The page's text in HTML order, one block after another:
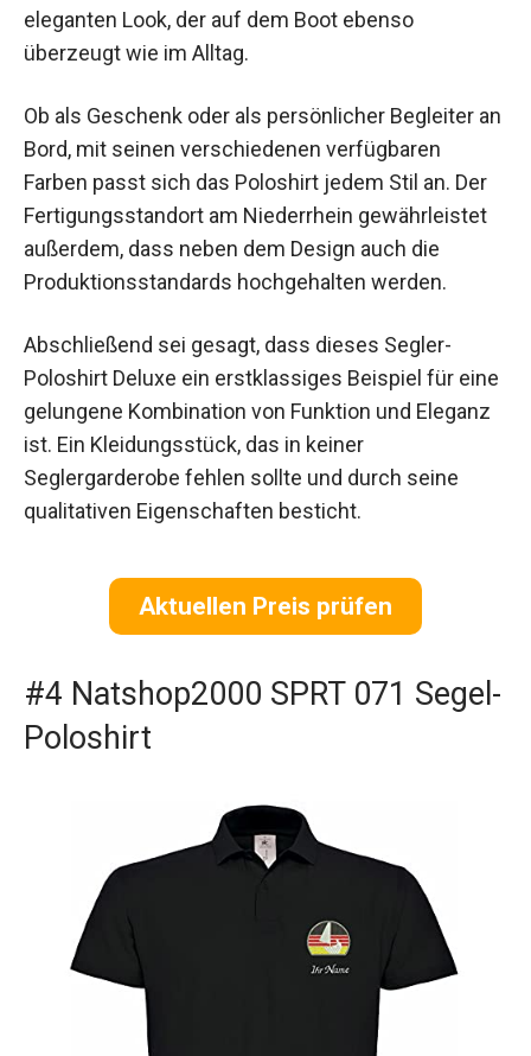
eleganten Look, der auf dem Boot ebenso
überzeugt wie im Alltag.
Ob als Geschenk oder als persönlicher Begleiter an
Bord, mit seinen verschiedenen verfügbaren
Farben passt sich das Poloshirt jedem Stil an. Der
Fertigungsstandort am Niederrhein gewährleistet
außerdem, dass neben dem Design auch die
Produktionsstandards hochgehalten werden.
Abschließend sei gesagt, dass dieses Segler-
Poloshirt Deluxe ein erstklassiges Beispiel für eine
gelungene Kombination von Funktion und Eleganz
ist. Ein Kleidungsstück, das in keiner
Seglergarderobe fehlen sollte und durch seine
qualitativen Eigenschaften besticht.
Aktuellen Preis prüfen
#4 Natshop2000 SPRT 071 Segel-
Poloshirt